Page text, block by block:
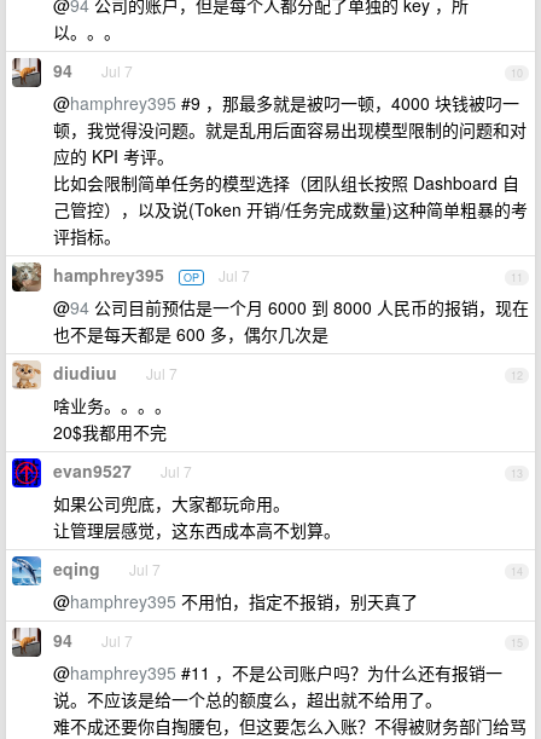
@94 公司的账户，但是每个人都分配了单独的 key ，所
以。。。
10
94 Jul 7
@hamphrey395 #9 ，那最多就是被叼一顿，4000 块钱被叼一
顿，我觉得没问题。就是乱用后面容易出现模型限制的问题和对
应的 KPI 考评。
比如会限制简单任务的模型选择（团队组长按照 Dashboard 自
己管控），以及说(Token 开销/任务完成数量)这种简单粗暴的考
评指标。
11
hamphrey395 OP Jul 7
@94 公司目前预估是一个月 6000 到 8000 人民币的报销，现在
也不是每天都是 600 多，偶尔几次是
12
diudiuu Jul 7
啥业务。。。。
20$我都用不完
13
evan9527 Jul 7
如果公司兜底，大家都玩命用。
让管理层感觉，这东西成本高不划算。
14
eqing Jul 7
@hamphrey395 不用怕，指定不报销，别天真了
15
94 Jul 7
@hamphrey395 #11 ，不是公司账户吗？为什么还有报销一
说。不应该是给一个总的额度么，超出就不给用了。
难不成还要你自掏腰包，但这要怎么入账？不得被财务部门给骂